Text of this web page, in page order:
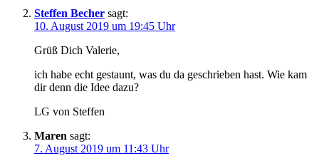
Steffen Becher sagt:
10. August 2019 um 19:45 Uhr
Grüß Dich Valerie,
ich habe echt gestaunt, was du da geschrieben hast. Wie kam
dir denn die Idee dazu?
LG von Steffen
Maren sagt:
7. August 2019 um 11:43 Uhr